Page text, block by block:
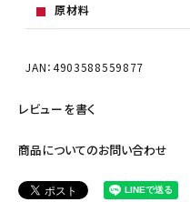
原材料
JAN：4903588559877
レビューを書く
商品についてのお問い合わせ